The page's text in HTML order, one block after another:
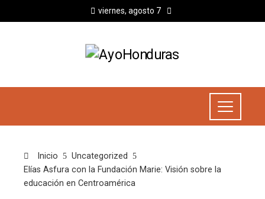
viernes, agosto 7
Inicio
Uncategorized
Elías Asfura con la Fundación Marie: Visión sobre la
educación en Centroamérica